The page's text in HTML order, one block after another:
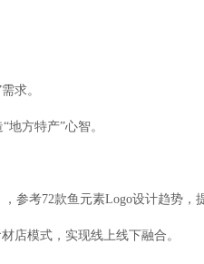
求。
方特产”心智。
参考72款鱼元素Logo设计趋势，
店模式，实现线上线下融合。